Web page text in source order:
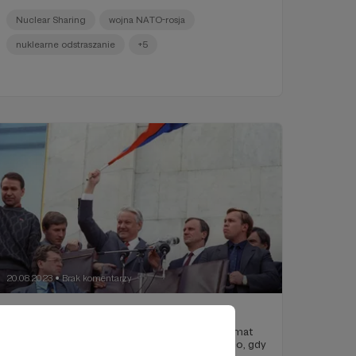
Nuclear Sharing wojna NATO-rosja
nuklearne odstraszanie +5
20.08.2023 ● Brak komentarzy
32 lata temu nie było aż tak gorąco jak dziś; klimat
mieliśmy deczko inny. Ale zrobiło mi się gorąco, gdy